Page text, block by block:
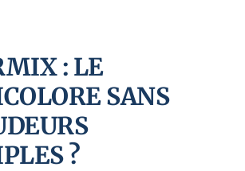
: LE
SANS
?